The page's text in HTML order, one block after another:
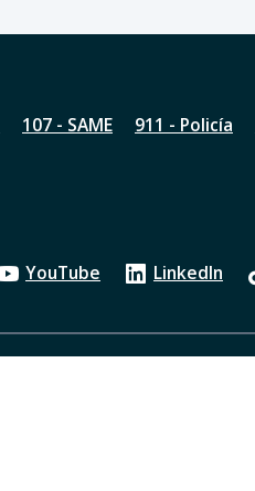
107 - SAME 911 - Policía
YouTube LinkedIn